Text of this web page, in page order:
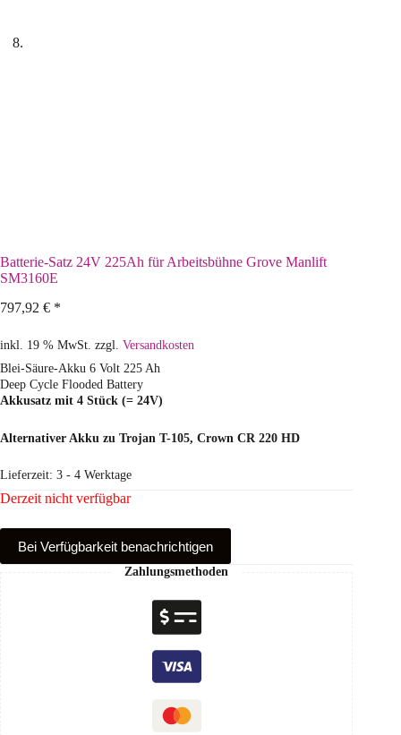
Batterie-Satz 24V 225Ah für Arbeitsbühne Grove Manlift
SM3160E
797,92 € *
inkl. 19 % MwSt. zzgl. Versandkosten
Blei-Säure-Akku 6 Volt 225 Ah
Deep Cycle Flooded Battery
Akkusatz mit 4 Stück (= 24V)
Alternativer Akku zu Trojan T-105, Crown CR 220 HD
Lieferzeit: 3 - 4 Werktage
Derzeit nicht verfügbar
Bei Verfüg­barkeit benachrichtigen
Zahlungsmethoden